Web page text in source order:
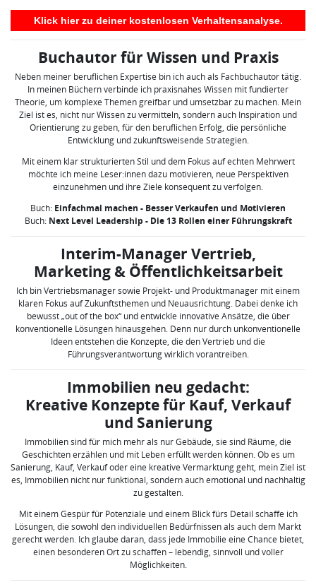
Klick hier zu deiner kostenlosen Verhaltensanalyse.
Buchautor für Wissen und Praxis
Neben meiner beruflichen Expertise bin ich auch als Fachbuchautor tätig.
In meinen Büchern verbinde ich praxisnahes Wissen mit fundierter
Theorie, um komplexe Themen greifbar und umsetzbar zu machen. Mein
Ziel ist es, nicht nur Wissen zu vermitteln, sondern auch Inspiration und
Orientierung zu geben, für den beruflichen Erfolg, die persönliche
Entwicklung und zukunftsweisende Strategien.
Mit einem klar strukturierten Stil und dem Fokus auf echten Mehrwert
möchte ich meine Leser:innen dazu motivieren, neue Perspektiven
einzunehmen und ihre Ziele konsequent zu verfolgen.
Buch: Einfachmal machen - Besser Verkaufen und Motivieren
Buch: Next Level Leadership - Die 13 Rollen einer Führungskraft
Interim-Manager Vertrieb,
Marketing & Öffentlichkeitsarbeit
Ich bin Vertriebsmanager sowie Projekt- und Produktmanager mit einem
klaren Fokus auf Zukunftsthemen und Neuausrichtung. Dabei denke ich
bewusst „out of the box“ und entwickle innovative Ansätze, die über
konventionelle Lösungen hinausgehen. Denn nur durch unkonventionelle
Ideen entstehen die Konzepte, die den Vertrieb und die
Führungsverantwortung wirklich vorantreiben.
Immobilien neu gedacht:
Kreative Konzepte für Kauf, Verkauf
und Sanierung
Immobilien sind für mich mehr als nur Gebäude, sie sind Räume, die
Geschichten erzählen und mit Leben erfüllt werden können. Ob es um
Sanierung, Kauf, Verkauf oder eine kreative Vermarktung geht, mein Ziel ist
es, Immobilien nicht nur funktional, sondern auch emotional und nachhaltig
zu gestalten.
Mit einem Gespür für Potenziale und einem Blick fürs Detail schaffe ich
Lösungen, die sowohl den individuellen Bedürfnissen als auch dem Markt
gerecht werden. Ich glaube daran, dass jede Immobilie eine Chance bietet,
einen besonderen Ort zu schaffen – lebendig, sinnvoll und voller
Möglichkeiten.